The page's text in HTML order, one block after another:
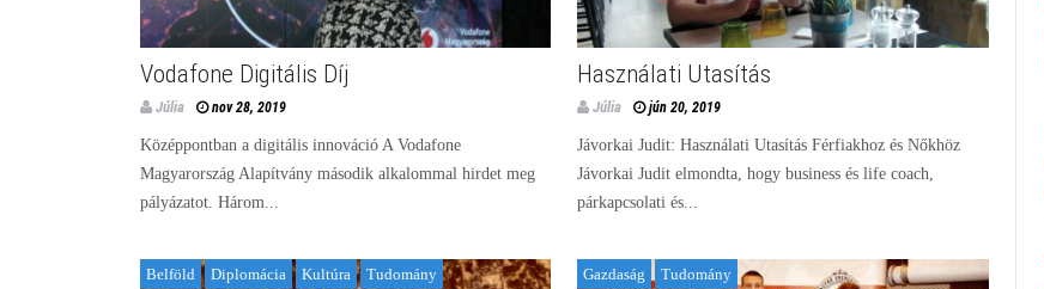
Vodafone Digitális Díj
Júlia nov 28, 2019
Középpontban a digitális innováció A Vodafone
Magyarország Alapítvány második alkalommal hirdet meg
pályázatot. Három...
Használati Utasítás
Júlia jún 20, 2019
Jávorkai Judit: Használati Utasítás Férfiakhoz és Nőkhöz
Jávorkai Judit elmondta, hogy business és life coach,
párkapcsolati és...
Belföld Diplomácia Kultúra Tudomány Gazdaság Tudomány